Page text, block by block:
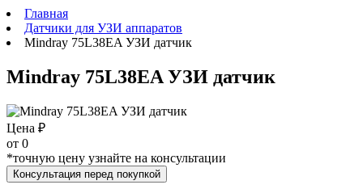
Главная
Датчики для УЗИ аппаратов
Mindray 75L38EA УЗИ датчик
Mindray 75L38EA УЗИ датчик
Цена ₽
от 0
*точную цену узнайте на консультации
Консультация перед покупкой